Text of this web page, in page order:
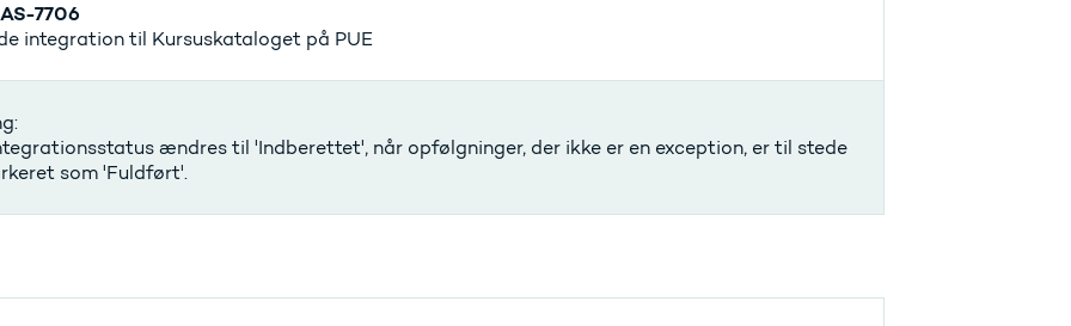
7706
integration til Kursuskataloget på PUE
ændres til 'Indberettet', når opfølgninger, der ikke er en exception, er til stede
som 'Fuldført'.